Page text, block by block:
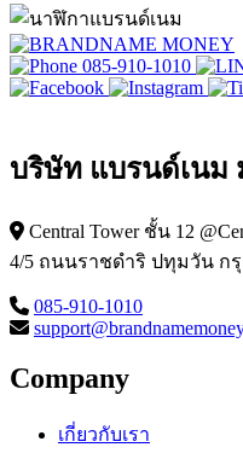
085-910-1010
บริษัท แบรนด์เนม
Central Tower ชั้น 12
4/5 ถนนราชดำริ ปทุมวัน ก
085-910-1010
Company
เกี่ยวกับเรา